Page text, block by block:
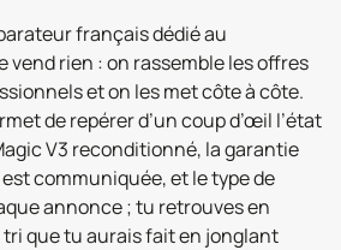
français dédié au
vend rien : on rassemble les offres
et on les met côte à côte.
de repérer d’un coup d’œil l’état
V3 reconditionné, la garantie
communiquée, et le type de
annonce ; tu retrouves en
que tu aurais fait en jonglant